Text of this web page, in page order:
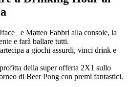
e Matteo Fabbri alla console, la
e farà ballare tutti.
a giochi assurdi, vinci drink e
della super offerta 2X1 sullo
di Beer Pong con premi fantastici.